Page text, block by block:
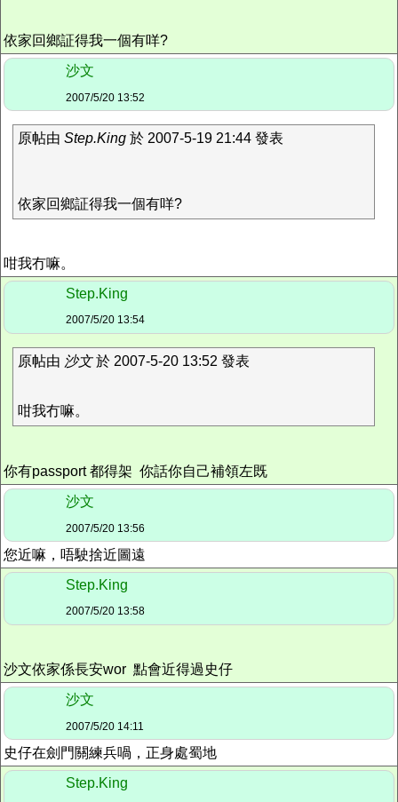
依家回鄉証得我一個有咩?
沙文
2007/5/20 13:52
原帖由 Step.King 於 2007-5-19 21:44 發表
依家回鄉証得我一個有咩?
咁我冇嘛。
Step.King
2007/5/20 13:54
原帖由 沙文於 2007-5-20 13:52 發表
咁我冇嘛。
你有passport 都得架 你話你自己補領左既
沙文
2007/5/20 13:56
您近嘛，唔駛捨近圖遠
Step.King
2007/5/20 13:58
沙文依家係長安wor 點會近得過史仔
沙文
2007/5/20 14:11
史仔在劍門關練兵喎，正身處蜀地
Step.King